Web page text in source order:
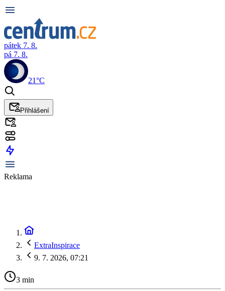
pátek 7. 8.
pá 7. 8.
21°C
Přihlášení
Reklama
ExtraInspirace
9. 7. 2026, 07:21
3 min